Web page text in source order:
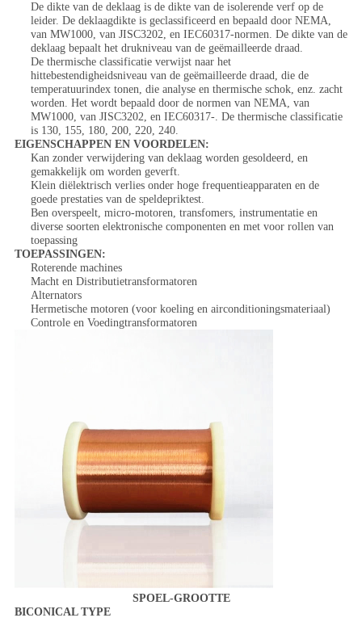
De dikte van de deklaag is de dikte van de isolerende verf op de
leider. De deklaagdikte is geclassificeerd en bepaald door NEMA,
van MW1000, van JISC3202, en IEC60317-normen. De dikte van de
deklaag bepaalt het drukniveau van de geëmailleerde draad.
De thermische classificatie verwijst naar het
hittebestendigheidsniveau van de geëmailleerde draad, die de
temperatuurindex tonen, die analyse en thermische schok, enz. zacht
worden. Het wordt bepaald door de normen van NEMA, van
MW1000, van JISC3202, en IEC60317-. De thermische classificatie
is 130, 155, 180, 200, 220, 240.
EIGENSCHAPPEN EN VOORDELEN:
Kan zonder verwijdering van deklaag worden gesoldeerd, en
gemakkelijk om worden geverft.
Klein diëlektrisch verlies onder hoge frequentieapparaten en de
goede prestaties van de speldepriktest.
Ben overspeelt, micro-motoren, transfomers, instrumentatie en
diverse soorten elektronische componenten en met voor rollen van
toepassing
TOEPASSINGEN:
Roterende machines
Macht en Distributietransformatoren
Alternators
Hermetische motoren (voor koeling en airconditioningsmateriaal)
Controle en Voedingtransformatoren
SPOEL-GROOTTE
BICONICAL TYPE